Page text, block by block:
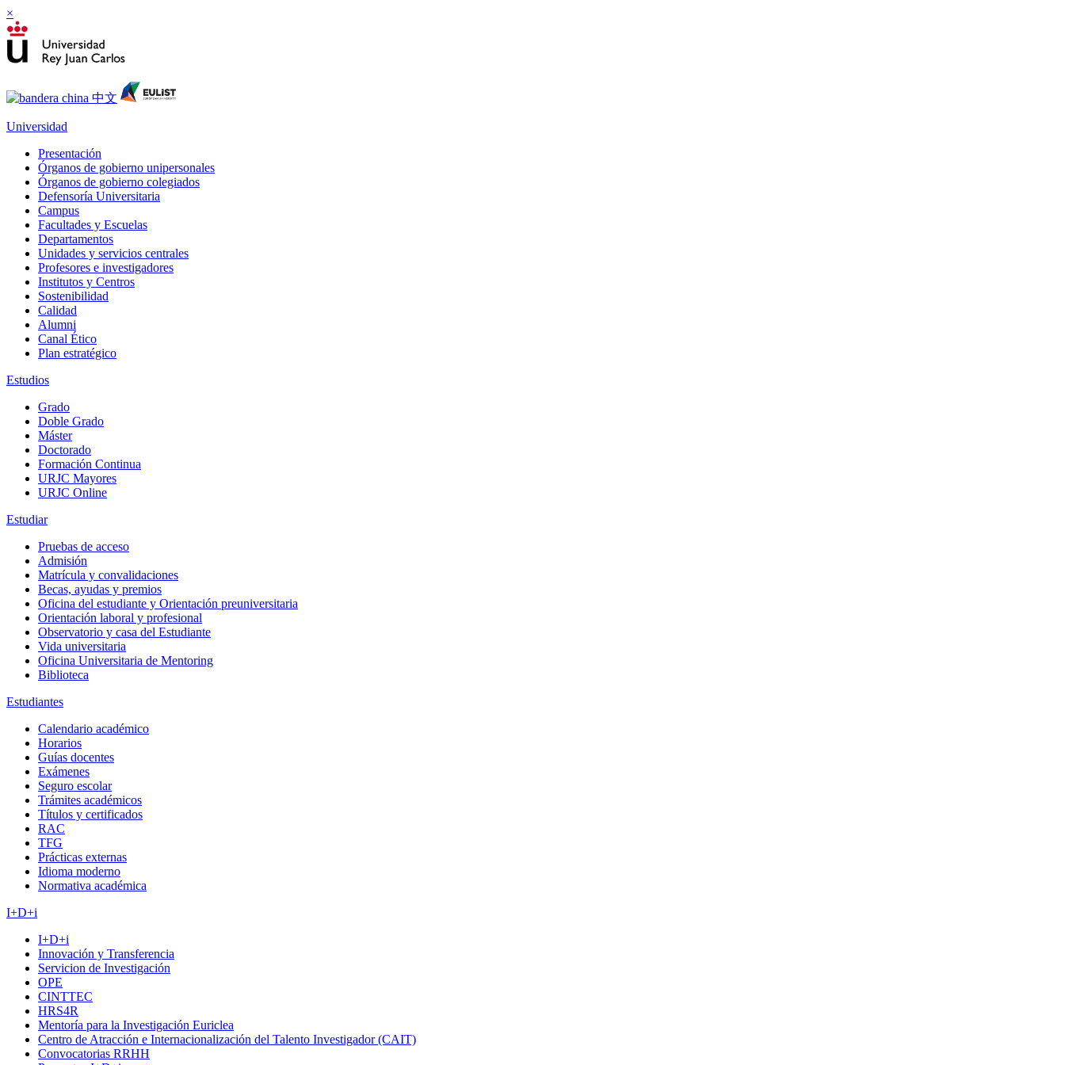
×
Universidad
Presentación
Órganos de gobierno unipersonales
Órganos de gobierno colegiados
Defensoría Universitaria
Campus
Facultades y Escuelas
Departamentos
Unidades y servicios centrales
Profesores e investigadores
Institutos y Centros
Sostenibilidad
Calidad
Alumni
Canal Ético
Plan estratégico
Estudios
Grado
Doble Grado
Máster
Doctorado
Formación Continua
URJC Mayores
URJC Online
Estudiar
Pruebas de acceso
Admisión
Matrícula y convalidaciones
Becas, ayudas y premios
Oficina del estudiante y Orientación preuniversitaria
Orientación laboral y profesional
Observatorio y casa del Estudiante
Vida universitaria
Oficina Universitaria de Mentoring
Biblioteca
Estudiantes
Calendario académico
Horarios
Guías docentes
Exámenes
Seguro escolar
Trámites académicos
Títulos y certificados
RAC
TFG
Prácticas externas
Idioma moderno
Normativa académica
I+D+i
I+D+i
Innovación y Transferencia
Servicion de Investigación
OPE
CINTTEC
HRS4R
Mentoría para la Investigación Euriclea
Centro de Atracción e Internacionalización del Talento Investigador (CAIT)
Convocatorias RRHH